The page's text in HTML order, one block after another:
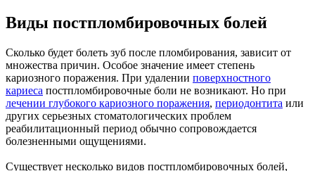
Виды постпломбировочных болей
Сколько будет болеть зуб после пломбирования, зависит от
множества причин. Особое значение имеет степень
кариозного поражения. При удалении поверхностного
кариеса постпломбировочные боли не возникают. Но при
лечении глубокого кариозного поражения, периодонтита или
других серьезных стоматологических проблем
реабилитационный период обычно сопровождается
болезненными ощущениями.
Существует несколько видов постпломбировочных болей,